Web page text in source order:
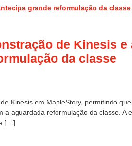
de Kinesis e
da classe
Kinesis em MapleStory, permitindo
aguardada reformulação da classe. A
[…]